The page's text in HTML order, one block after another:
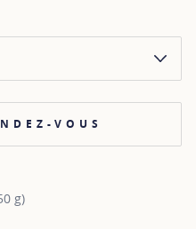
VOUS
g)